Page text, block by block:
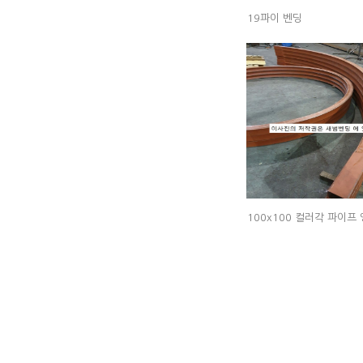
19파이 벤딩
100x100 컬러각 파이프 앵글벤